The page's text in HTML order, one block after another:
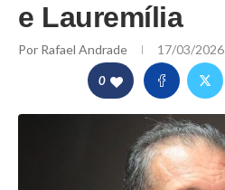
e Lauremília
Por Rafael Andrade 17/03/2026
0